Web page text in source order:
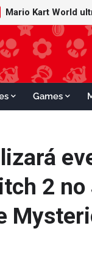
Minecraft ganha
Games
2